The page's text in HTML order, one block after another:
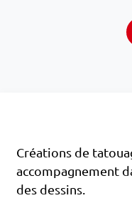
Créations de
accompagnement
des dessins.